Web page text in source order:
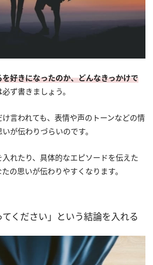
好きになったのか、どんなきっかけで
必ず書きましょう。
言われても、表情や声のトーンなどの情
が伝わりづらいのです。
れたり、具体的なエピソードを伝えた
の思いが伝わりやすくなります。
てください」という結論を入れる